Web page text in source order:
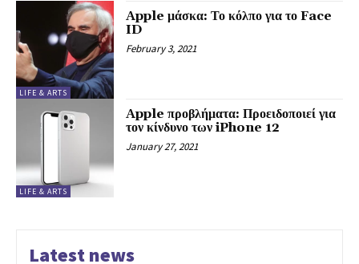
LIFE & ARTS
Apple μάσκα: Το κόλπο για το Face
ID
February 3, 2021
LIFE & ARTS
Apple προβλήματα: Προειδοποιεί για
τον κίνδυνο των iPhone 12
January 27, 2021
Latest news